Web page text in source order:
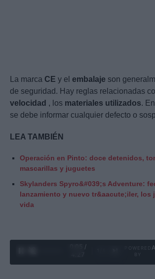
La marca CE y el embalaje son
de seguridad. Hay reglas relacionadas
velocidad , los materiales utilizados.
se debe informar cualquier defecto o
LEA TAMBIÉN
Operación en Pinto: doce detenidos,
mascarillas y juguetes
Skylanders Spyro&#039;s Adventure:
lanzamiento y nuevo tr&aacute;iler, los
vida
0:06 /